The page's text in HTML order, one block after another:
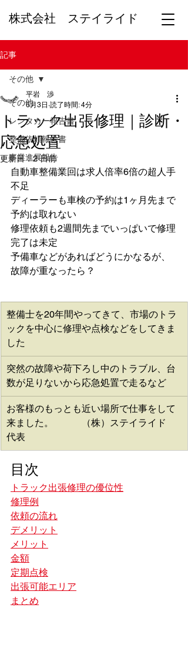
​株式会社 ステイライド
記事
その他
レンタカー報告書
整備依頼報告書
事業進展報告
その他
トラック出張修理｜診断・
応急処置
平岩 渉
6月3日 読了時間: 4分
更新日：2 日前
自動車整備業回は求人倍率6倍の超人手
不足
ディーラーも車検の予約は1ヶ月先まで
予約は取れない
修理依頼も2週間先までいっぱいで修理
完了は未定
予備車などがあればどうにかなるが、
故障が重なったら？
整備士を20年間やってきて、市場のトラ
ックを中心に修理や点検などをしてきま
した
突然の故障や荷下ろし中のトラブル、台
数が足りないから応急処置で走るなど
お客様のもっとも近い場所で仕事をして
来ました。　　　（株）ステイライド
代表
目次
トラック出張修理の優位性
修理例
依頼の流れ
デメリット
メリット
金額
定期点検
出張可能エリア
まとめ